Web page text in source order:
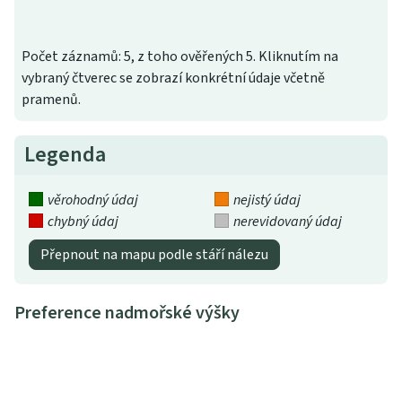
Počet záznamů: 5, z toho ověřených 5. Kliknutím na
vybraný čtverec se zobrazí konkrétní údaje včetně
pramenů.
Legenda
věrohodný údaj
nejistý údaj
chybný údaj
nerevidovaný údaj
Přepnout na mapu podle stáří nálezu
Preference nadmořské výšky